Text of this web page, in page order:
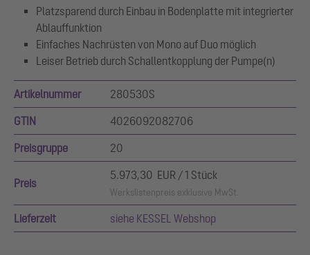
Platzsparend durch Einbau in Bodenplatte mit integrierter
Ablauffunktion
Einfaches Nachrüsten von Mono auf Duo möglich
Leiser Betrieb durch Schallentkopplung der Pumpe(n)
Artikelnummer 280530S
GTIN 4026092082706
Preisgruppe 20
Preis
5.973,30 EUR / 1 Stück
Werkslistenpreis exklusive MwSt.
Lieferzeit siehe KESSEL Webshop